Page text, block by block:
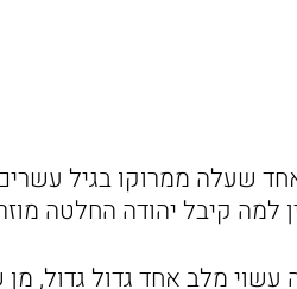
שעלה ממרוקו בגיל
קיבל יהודה החלטה
מלב אחד גדול גדול,